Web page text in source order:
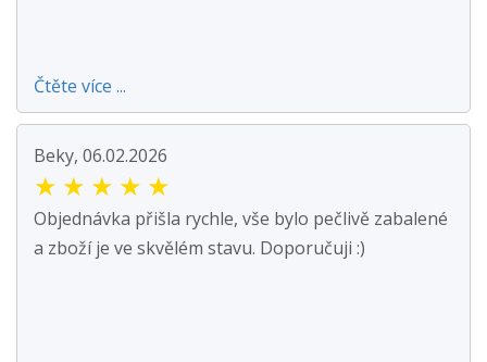
Čtěte více ...
Beky, 06.02.2026
★ ★ ★ ★ ★
Objednávka přišla rychle, vše bylo pečlivě zabalené
a zboží je ve skvělém stavu. Doporučuji :)